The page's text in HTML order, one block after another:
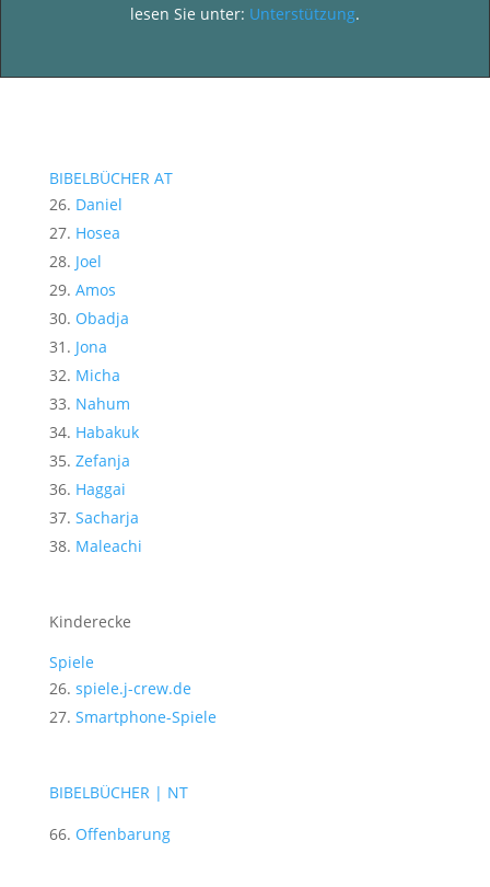
lesen Sie unter: Unterstützung.
BIBELBÜCHER AT
Daniel
Hosea
Joel
Amos
Obadja
Jona
Micha
Nahum
Habakuk
Zefanja
Haggai
Sacharja
Maleachi
Kinderecke
Spiele
spiele.j-crew.de
Smartphone-Spiele
BIBELBÜCHER | NT
Offenbarung